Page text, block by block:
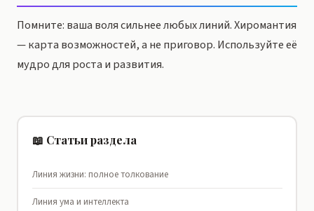
Помните: ваша воля сильнее любых линий. Хиромантия
— карта возможностей, а не приговор. Используйте её
мудро для роста и развития.
📖 Статьи раздела
Линия жизни: полное толкование
Линия ума и интеллекта